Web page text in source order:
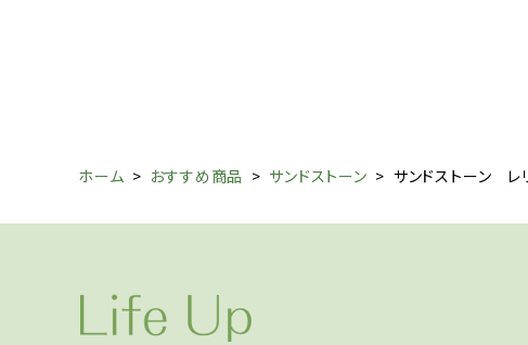
ホーム > おすすめ商品 > サンドストーン > サンドストーン